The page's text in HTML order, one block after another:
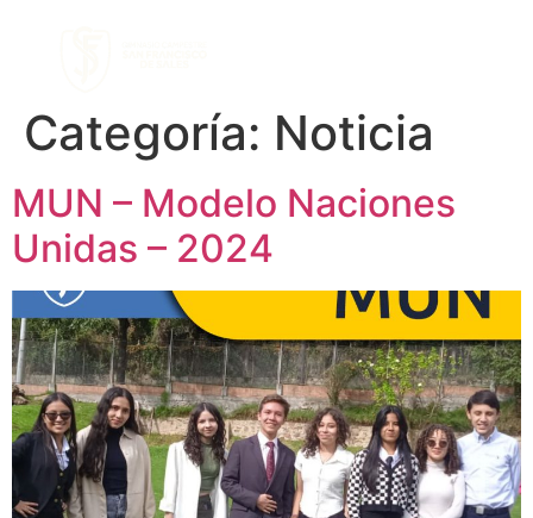
Categoría: Noticia
MUN – Modelo Naciones
Unidas – 2024